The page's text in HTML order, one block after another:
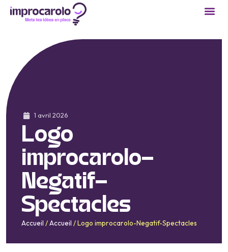
1 avril 2026
Logo
improcarolo-
Negatif-
Spectacles
Accueil /Accueil /Logo improcarolo-Negatif-Spectacles